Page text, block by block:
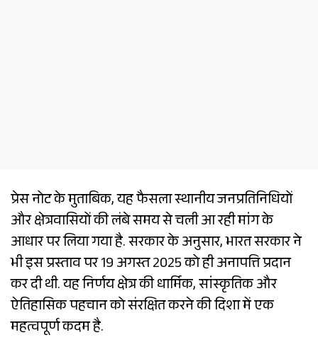
प्रेस नोट के मुताबिक, यह फैसला स्थानीय जनप्रतिनिधियों
और क्षेत्रवासियों की लंबे समय से चली आ रही मांग के
आधार पर लिया गया है. सरकार के अनुसार, भारत सरकार ने
भी इस प्रस्ताव पर 19 अगस्त 2025 को ही अनापत्ति प्रदान
कर दी थी. यह निर्णय क्षेत्र की धार्मिक, सांस्कृतिक और
ऐतिहासिक पहचान को संरक्षित करने की दिशा में एक
महत्वपूर्ण कदम है.